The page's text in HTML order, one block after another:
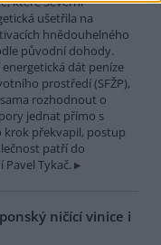
ušetřila na
hnědouhelného
původní dohody.
dát peníze
prostředí (SFŽP),
rozhodnout o
jednat přímo s
krok překvapil, postup
patří do
Tykač.
ničící vinice i